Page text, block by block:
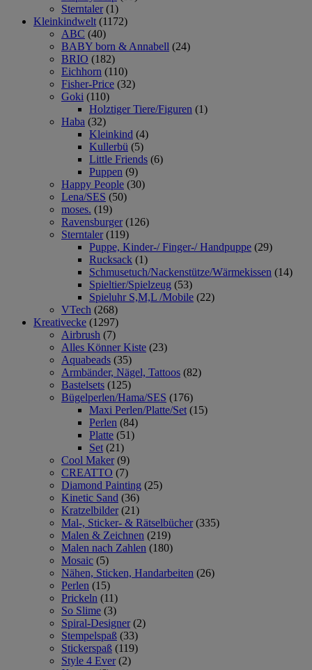
Sterntaler (1)
Kleinkindwelt (1172)
ABC (40)
BABY born & Annabell (24)
BRIO (182)
Eichhorn (110)
Fisher-Price (32)
Goki (110)
Holztiger Tiere/Figuren (1)
Haba (32)
Kleinkind (4)
Kullerbü (5)
Little Friends (6)
Puppen (9)
Happy People (30)
Lena/SES (50)
moses. (19)
Ravensburger (126)
Sterntaler (119)
Puppe, Kinder-/ Finger-/ Handpuppe (29)
Rucksack (1)
Schmusetuch/Nackenstütze/Wärmekissen (14)
Spieltier/Spielzeug (53)
Spieluhr S,M,L /Mobile (22)
VTech (268)
Kreativecke (1297)
Airbrush (7)
Alles Könner Kiste (23)
Aquabeads (35)
Armbänder, Nägel, Tattoos (82)
Bastelsets (125)
Bügelperlen/Hama/SES (176)
Maxi Perlen/Platte/Set (15)
Perlen (84)
Platte (51)
Set (21)
Cool Maker (9)
CREATTO (7)
Diamond Painting (25)
Kinetic Sand (36)
Kratzelbilder (21)
Mal-, Sticker- & Rätselbücher (335)
Malen & Zeichnen (219)
Malen nach Zahlen (180)
Mosaic (5)
Nähen, Sticken, Handarbeiten (26)
Perlen (15)
Prickeln (11)
So Slime (3)
Spiral-Designer (2)
Stempelspaß (33)
Stickerspaß (119)
Style 4 Ever (2)